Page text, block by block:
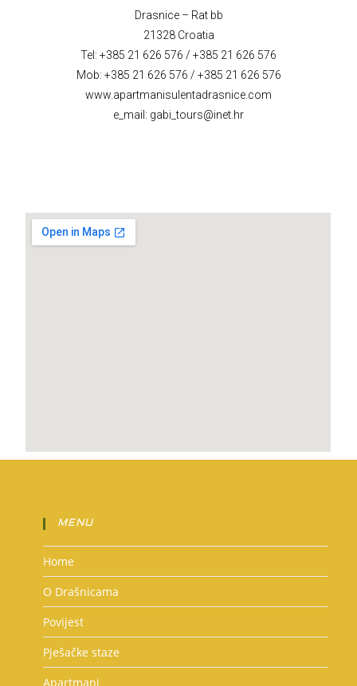
Drasnice – Rat bb
21328 Croatia
Tel: +385 21 626 576 / +385 21 626 576
Mob: +385 21 626 576 / +385 21 626 576
www.apartmanisulentadrasnice.com
e_mail: gabi_tours@inet.hr
MENU
Home
O Drašnicama
Povijest
Pješačke staze
Apartmani